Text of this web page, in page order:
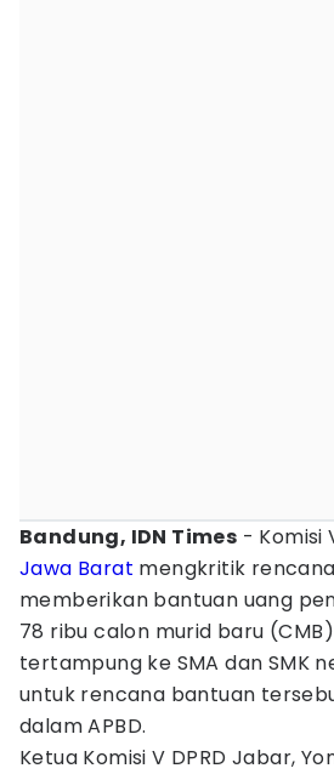
Bandung, IDN Times - Komisi
Jawa Barat mengkritik
memberikan bantuan uang
78 ribu calon murid baru
tertampung ke SMA dan SMK
untuk rencana bantuan
dalam APBD.
Ketua Komisi V DPRD Jabar,